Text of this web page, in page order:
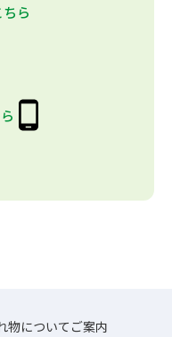
ら
物についてご案内